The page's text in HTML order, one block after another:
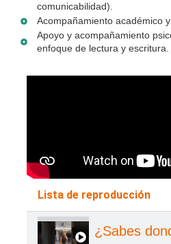
comunicabilidad).
Acompañamiento académico
Apoyo y acompañamiento
enfoque de lectura y escritura.
Lista de reproducción
¿Sabes